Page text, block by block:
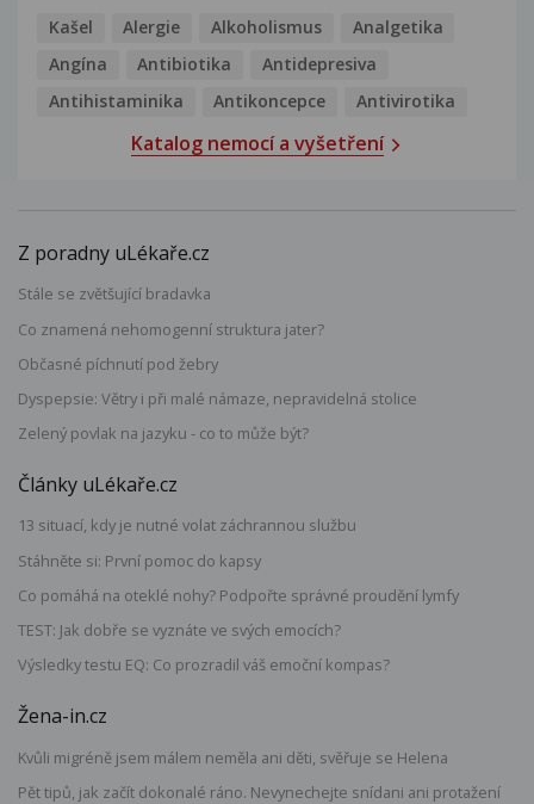
Kašel Alergie Alkoholismus
Analgetika
Angína
Antibiotika
Antidepresiva
Antihistaminika
Antikoncepce Antivirotika
Katalog nemocí a vyšetření
Z poradny uLékaře.cz
Stále se zvětšující bradavka
Co znamená nehomogenní struktura jater?
Občasné píchnutí pod žebry
Dyspepsie: Větry i při malé námaze, nepravidelná stolice
Zelený povlak na jazyku - co to může být?
Články uLékaře.cz
13 situací, kdy je nutné volat záchrannou službu
Stáhněte si: První pomoc do kapsy
Co pomáhá na oteklé nohy? Podpořte správné proudění lymfy
TEST: Jak dobře se vyznáte ve svých emocích?
Výsledky testu EQ: Co prozradil váš emoční kompas?
Žena-in.cz
Kvůli migréně jsem málem neměla ani děti, svěřuje se Helena
Pět tipů, jak začít dokonalé ráno. Nevynechejte snídani ani protažení